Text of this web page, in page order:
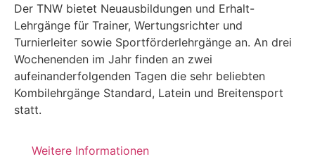
Der TNW bietet Neuausbildungen und Erhalt-
Lehrgänge für Trainer, Wertungsrichter und
Turnierleiter sowie Sportförderlehrgänge an. An drei
Wochenenden im Jahr finden an zwei
aufeinanderfolgenden Tagen die sehr beliebten
Kombilehrgänge Standard, Latein und Breitensport
statt.
Weitere Informationen